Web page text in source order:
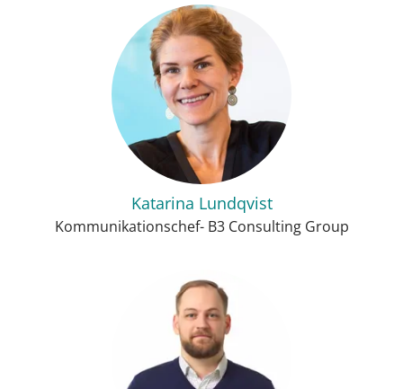
Katarina Lundqvist
Kommunikationschef- B3 Consulting Group